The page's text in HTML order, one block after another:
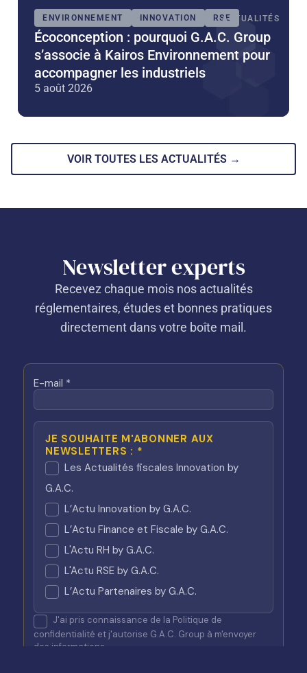
ENVIRONNEMENT INNOVATION RSEACTUALITÉS
Écoconception : pourquoi G.A.C. Group
s’associe à Kairos Environnement pour
accompagner les industriels
5 août 2026
VOIR TOUTES LES ACTUALITÉS →
Newsletter experts
Recevez chaque mois nos actualités
réglementaires, études et bonnes pratiques
directement dans votre boîte mail.